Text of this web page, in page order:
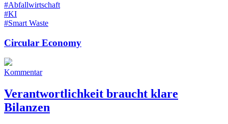
#Abfallwirtschaft
#KI
#Smart Waste
Circular Economy
Kommentar
Verantwortlichkeit braucht klare
Bilanzen